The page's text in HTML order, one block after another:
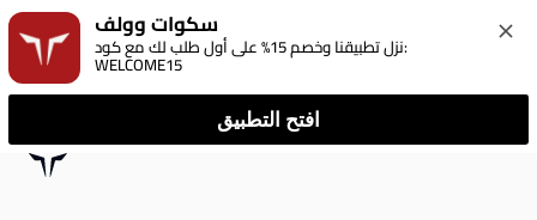
سكوات وولف
نزل تطبيقنا وخصم 15% على أول طلب لك مع كود:
WELCOME15
افتح التطبيق